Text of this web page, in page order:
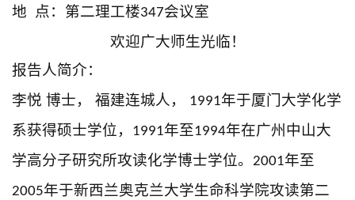
地 点：第二理工楼347会议室
欢迎广大师生光临！
报告人简介：
李悦 博士， 福建连城人，
1991年于厦门大学化学
系获得硕士学位，
1991年至1994年在广州中山大
学高分子研究所攻读化学博士学位。 2001年至
2005年于新西兰奥克兰大学生命科学院攻读第二